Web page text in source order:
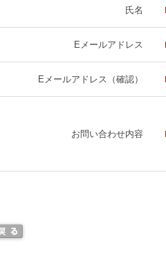
氏名
Eメールアドレス
Eメールアドレス（確認）
お問い合わせ内容